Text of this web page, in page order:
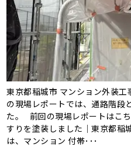
東京都稲城市 マンション外装
の現場レポートでは、通路階段
た。 前回の現場レポートはこ
すりを塗装しました｜東京都
は、マンション 付帯･･･